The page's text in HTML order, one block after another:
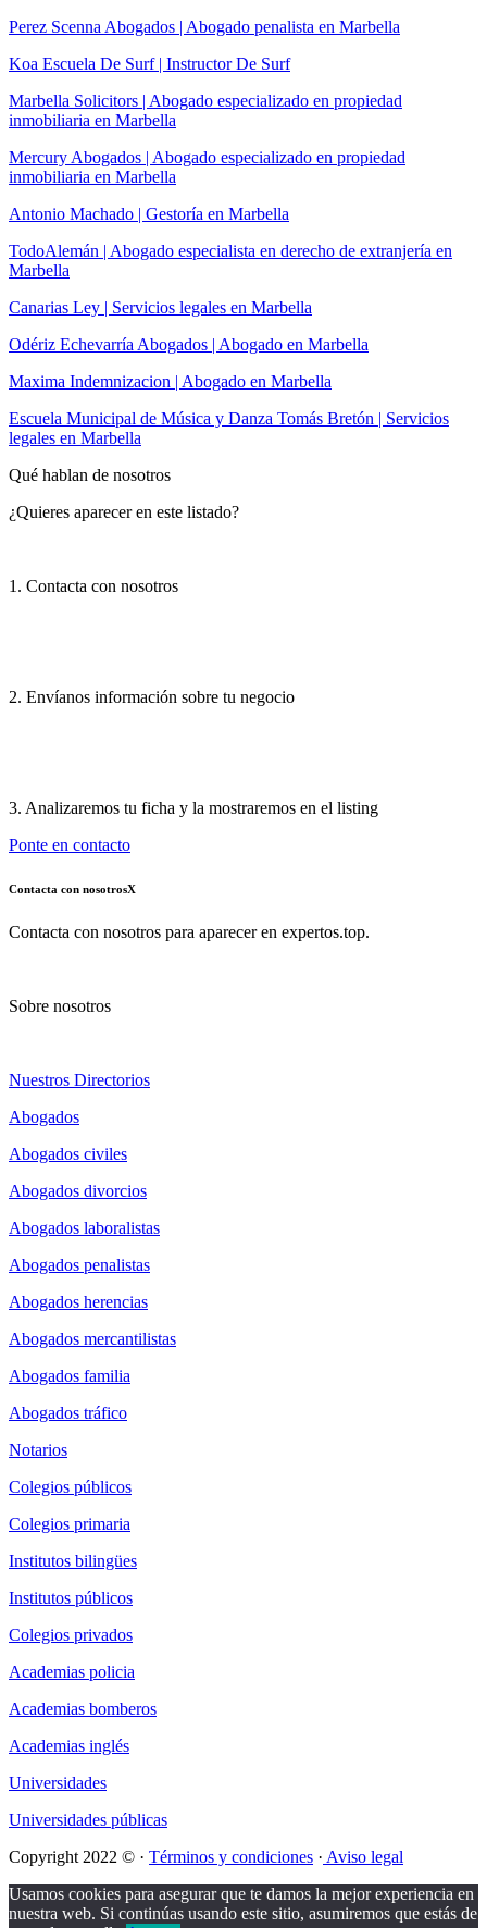
Perez Scenna Abogados | Abogado penalista en Marbella
Koa Escuela De Surf | Instructor De Surf
Marbella Solicitors | Abogado especializado en propiedad
inmobiliaria en Marbella
Mercury Abogados | Abogado especializado en propiedad
inmobiliaria en Marbella
Antonio Machado | Gestoría en Marbella
TodoAlemán | Abogado especialista en derecho de extranjería en
Marbella
Canarias Ley | Servicios legales en Marbella
Odériz Echevarría Abogados | Abogado en Marbella
Maxima Indemnizacion | Abogado en Marbella
Escuela Municipal de Música y Danza Tomás Bretón | Servicios
legales en Marbella
Qué hablan de nosotros
¿Quieres aparecer en este listado?
1. Contacta con nosotros
2. Envíanos información sobre tu negocio
3. Analizaremos tu ficha y la mostraremos en el listing
Ponte en contacto
Contacta con nosotrosX
Contacta con nosotros para aparecer en expertos.top.
Sobre nosotros
Nuestros Directorios
Abogados
Abogados civiles
Abogados divorcios
Abogados laboralistas
Abogados penalistas
Abogados herencias
Abogados mercantilistas
Abogados familia
Abogados tráfico
Notarios
Colegios públicos
Colegios primaria
Institutos bilingües
Institutos públicos
Colegios privados
Academias policia
Academias bomberos
Academias inglés
Universidades
Universidades públicas
Copyright 2022 © · Términos y condiciones · Aviso legal
Usamos cookies para asegurar que te damos la mejor experiencia en
nuestra web. Si continúas usando este sitio, asumiremos que estás de